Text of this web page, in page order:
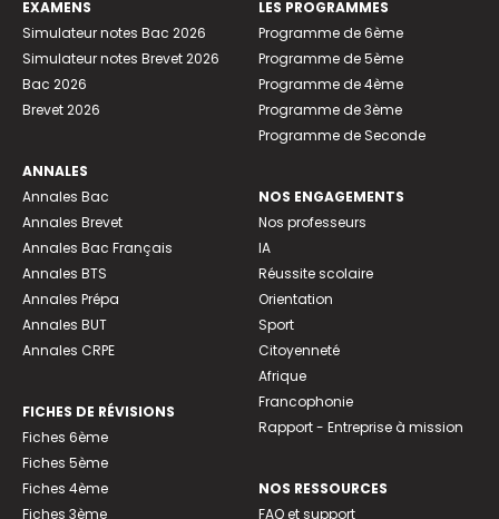
EXAMENS
Simulateur notes Bac 2026
Simulateur notes Brevet 2026
Bac 2026
Brevet 2026
ANNALES
Annales Bac
Annales Brevet
Annales Bac Français
Annales BTS
Annales Prépa
Annales BUT
Annales CRPE
FICHES DE RÉVISIONS
Fiches 6ème
Fiches 5ème
Fiches 4ème
Fiches 3ème
LES PROGRAMMES
Programme de 6ème
Programme de 5ème
Programme de 4ème
Programme de 3ème
Programme de Seconde
NOS ENGAGEMENTS
Nos professeurs
IA
Réussite scolaire
Orientation
Sport
Citoyenneté
Afrique
Francophonie
Rapport - Entreprise à mission
NOS RESSOURCES
FAQ et support